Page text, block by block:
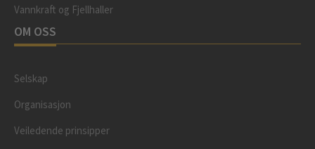
Vannkraft og Fjellhaller
OM OSS
Selskap
Organisasjon
Veiledende prinsipper